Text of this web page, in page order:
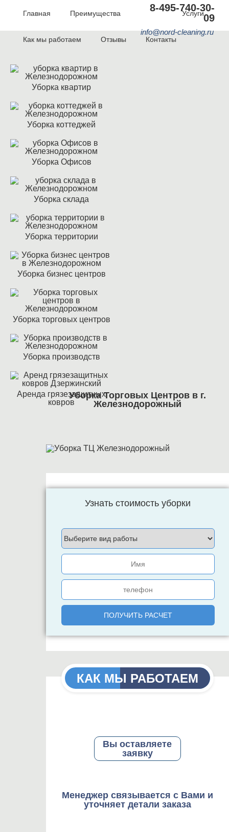
Главная Преимущества Акции Услуги
Как мы работаем Отзывы Контакты
8-495-740-30-
09
info@nord-cleaning.ru
Уборка квартир
Уборка коттеджей
Уборка Офисов
Уборка склада
Уборка территории
Уборка бизнес центров
Уборка торговых центров
Уборка производств
Аренда грязезащитных
ковров
Уборка Торговых Центров в г.
Железнодорожный
Узнать стоимость уборки
КАК МЫ РАБОТАЕМ
Вы оставляете
заявку
Менеджер связывается с Вами и
уточняет детали заказа